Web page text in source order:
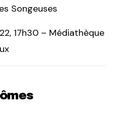
Songeuses
17h30 – Médiathèque